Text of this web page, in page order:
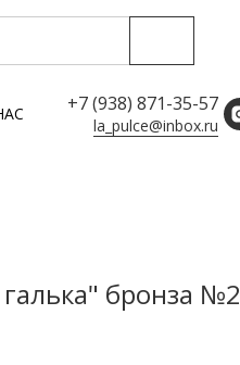
+7 (938) 871-35-57
la_pulce@inbox.ru
бронза №2